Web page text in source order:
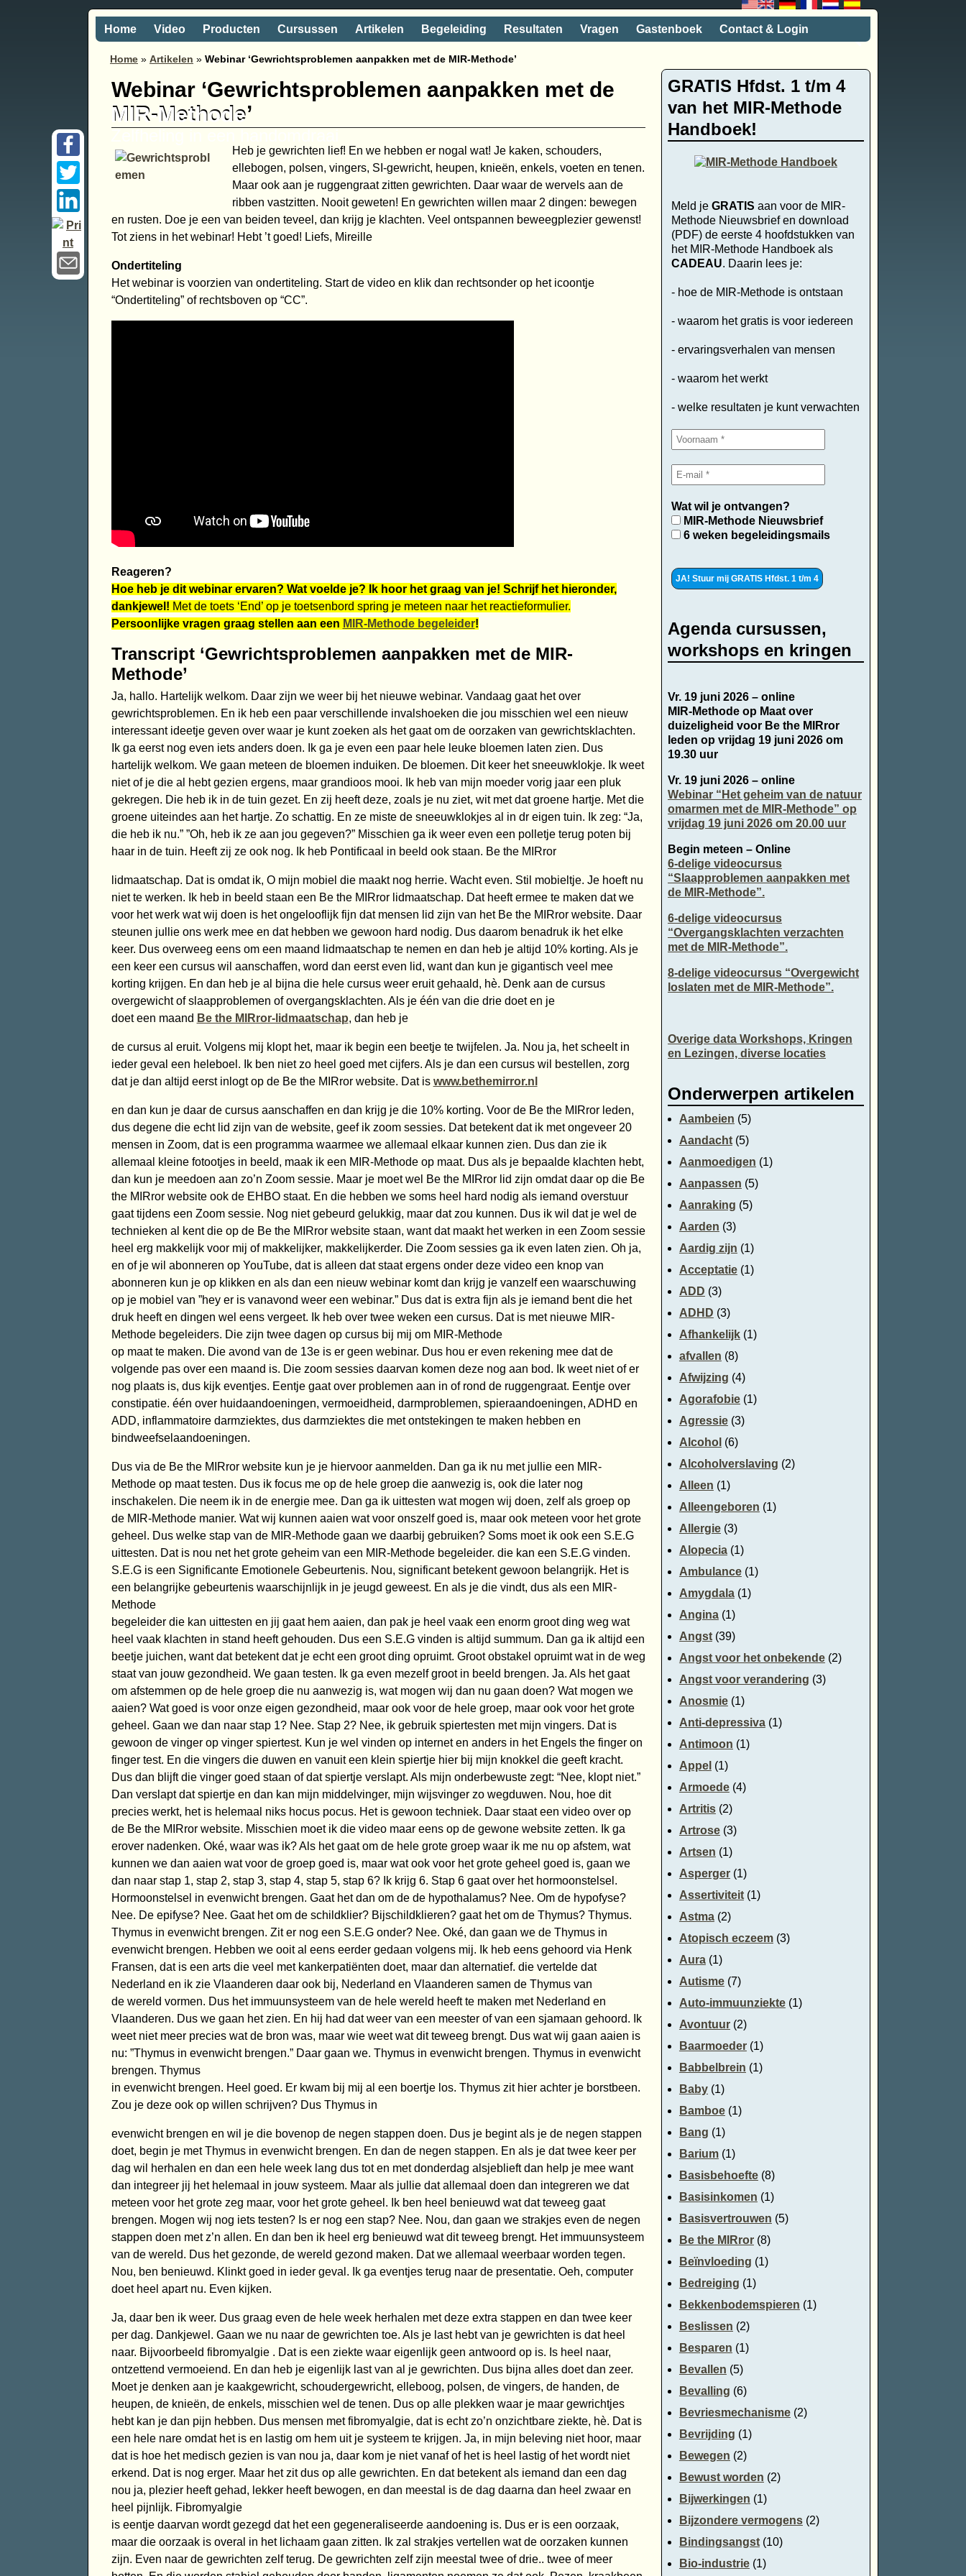
MIR-Methode
Home Video Producten Cursussen Artikelen Begeleiding Resultaten Vragen Gastenboek Contact & Login
Home » Artikelen » Webinar ‘Gewrichtsproblemen aanpakken met de MIR-Methode’
Webinar ‘Gewrichtsproblemen aanpakken met de
MIR-Methode’
Heb je gewrichten lief! En we hebben er nogal wat! Je kaken, schouders,
ellebogen, polsen, vingers, SI-gewricht, heupen, knieën, enkels, voeten en tenen.
Maar ook aan je ruggengraat zitten gewrichten. Daar waar de wervels aan de
ribben vastzitten. Nooit geweten! En gewrichten willen maar 2 dingen: bewegen
en rusten. Doe je een van beiden teveel, dan krijg je klachten. Veel ontspannen beweegplezier gewenst!
Tot ziens in het webinar! Hebt ’t goed! Liefs, Mireille
Ondertiteling
Het webinar is voorzien van ondertiteling. Start de video en klik dan rechtsonder op het icoontje
“Ondertiteling” of rechtsboven op “CC”.
Reageren?
Hoe heb je dit webinar ervaren? Wat voelde je? Ik hoor het graag van je! Schrijf het hieronder,
dankjewel! Met de toets ‘End’ op je toetsenbord spring je meteen naar het reactieformulier.
Persoonlijke vragen graag stellen aan een MIR-Methode begeleider!
Transcript ‘Gewrichtsproblemen aanpakken met de MIR-
Methode’
Ja, hallo. Hartelijk welkom. Daar zijn we weer bij het nieuwe webinar. Vandaag gaat het over
gewrichtsproblemen. En ik heb een paar verschillende invalshoeken die jou misschien wel een nieuw
interessant ideetje geven over waar je kunt zoeken als het gaat om de oorzaken van gewrichtsklachten.
Ik ga eerst nog even iets anders doen. Ik ga je even een paar hele leuke bloemen laten zien. Dus
hartelijk welkom. We gaan meteen de bloemen induiken. De bloemen. Dit keer het sneeuwklokje. Ik weet
niet of je die al hebt gezien ergens, maar grandioos mooi. Ik heb van mijn moeder vorig jaar een pluk
gekregen. Die heb ik in de tuin gezet. En zij heeft deze, zoals je nu ziet, wit met dat groene hartje. Met die
groene uiteindes aan het hartje. Zo schattig. En ze miste de sneeuwklokjes al in dr eigen tuin. Ik zeg: “Ja,
die heb ik nu.” ”Oh, heb ik ze aan jou gegeven?” Misschien ga ik weer even een polletje terug poten bij
haar in de tuin. Heeft zij ze ook nog. Ik heb Pontificaal in beeld ook staan. Be the MIRror
lidmaatschap. Dat is omdat ik, O mijn mobiel die maakt nog herrie. Wacht even. Stil mobieltje. Je hoeft nu
niet te werken. Ik heb in beeld staan een Be the MIRror lidmaatschap. Dat heeft ermee te maken dat we
voor het werk wat wij doen is het ongelooflijk fijn dat mensen lid zijn van het Be the MIRror website. Daar
steunen jullie ons werk mee en dat hebben we gewoon hard nodig. Dus daarom benadruk ik het elke
keer. Dus overweeg eens om een maand lidmaatschap te nemen en dan heb je altijd 10% korting. Als je
een keer een cursus wil aanschaffen, word dan eerst even lid, want dan kun je gigantisch veel mee
korting krijgen. En dan heb je al bijna die hele cursus weer eruit gehaald, hè. Denk aan de cursus
overgewicht of slaapproblemen of overgangsklachten. Als je één van die drie doet en je
doet een maand Be the MIRror-lidmaatschap, dan heb je
de cursus al eruit. Volgens mij klopt het, maar ik begin een beetje te twijfelen. Ja. Nou ja, het scheelt in
ieder geval een heleboel. Ik ben niet zo heel goed met cijfers. Als je dan een cursus wil bestellen, zorg
dat je dan altijd eerst inlogt op de Be the MIRror website. Dat is www.bethemirror.nl
en dan kun je daar de cursus aanschaffen en dan krijg je die 10% korting. Voor de Be the MIRror leden,
dus degene die echt lid zijn van de website, geef ik zoom sessies. Dat betekent dat ik met ongeveer 20
mensen in Zoom, dat is een programma waarmee we allemaal elkaar kunnen zien. Dus dan zie ik
allemaal kleine fotootjes in beeld, maak ik een MIR-Methode op maat. Dus als je bepaalde klachten hebt,
dan kun je meedoen aan zo’n Zoom sessie. Maar je moet wel Be the MIRror lid zijn omdat daar op die Be
the MIRror website ook de EHBO staat. En die hebben we soms heel hard nodig als iemand overstuur
gaat tijdens een Zoom sessie. Nog niet gebeurd gelukkig, maar dat zou kunnen. Dus ik wil dat je wel de
technieken al kent die op de Be the MIRror website staan, want dat maakt het werken in een Zoom sessie
heel erg makkelijk voor mij of makkelijker, makkelijkerder. Die Zoom sessies ga ik even laten zien. Oh ja,
en of je wil abonneren op YouTube, dat is alleen dat staat ergens onder deze video een knop van
abonneren kun je op klikken en als dan een nieuw webinar komt dan krijg je vanzelf een waarschuwing
op je mobiel van ”hey er is vanavond weer een webinar.” Dus dat is extra fijn als je iemand bent die het
druk heeft en dingen wel eens vergeet. Ik heb over twee weken een cursus. Dat is met nieuwe MIR-
Methode begeleiders. Die zijn twee dagen op cursus bij mij om MIR-Methode
op maat te maken. Die avond van de 13e is er geen webinar. Dus hou er even rekening mee dat de
volgende pas over een maand is. Die zoom sessies daarvan komen deze nog aan bod. Ik weet niet of er
nog plaats is, dus kijk eventjes. Eentje gaat over problemen aan in of rond de ruggengraat. Eentje over
constipatie. één over huidaandoeningen, vermoeidheid, darmproblemen, spieraandoeningen, ADHD en
ADD, inflammatoire darmziektes, dus darmziektes die met ontstekingen te maken hebben en
bindweefselaandoeningen.
Dus via de Be the MIRror website kun je je hiervoor aanmelden. Dan ga ik nu met jullie een MIR-
Methode op maat testen. Dus ik focus me op de hele groep die aanwezig is, ook die later nog
inschakelen. Die neem ik in de energie mee. Dan ga ik uittesten wat mogen wij doen, zelf als groep op
de MIR-Methode manier. Wat wij kunnen aaien wat voor onszelf goed is, maar ook meteen voor het grote
geheel. Dus welke stap van de MIR-Methode gaan we daarbij gebruiken? Soms moet ik ook een S.E.G
uittesten. Dat is nou net het grote geheim van een MIR-Methode begeleider. die kan een S.E.G vinden.
S.E.G is een Significante Emotionele Gebeurtenis. Nou, significant betekent gewoon belangrijk. Het is
een belangrijke gebeurtenis waarschijnlijk in je jeugd geweest. En als je die vindt, dus als een MIR-
Methode
begeleider die kan uittesten en jij gaat hem aaien, dan pak je heel vaak een enorm groot ding weg wat
heel vaak klachten in stand heeft gehouden. Dus een S.E.G vinden is altijd summum. Dan ga ik altijd een
beetje juichen, want dat betekent dat je echt een groot ding opruimt. Groot obstakel opruimt wat in de weg
staat van jouw gezondheid. We gaan testen. Ik ga even mezelf groot in beeld brengen. Ja. Als het gaat
om afstemmen op de hele groep die nu aanwezig is, wat mogen wij dan nu gaan doen? Wat mogen we
aaien? Wat goed is voor onze eigen gezondheid, maar ook voor de hele groep, maar ook voor het grote
geheel. Gaan we dan naar stap 1? Nee. Stap 2? Nee, ik gebruik spiertesten met mijn vingers. Dat is
gewoon de vinger op vinger spiertest. Kun je wel vinden op internet en anders in het Engels the finger on
finger test. En die vingers die duwen en vanuit een klein spiertje hier bij mijn knokkel die geeft kracht.
Dus dan blijft die vinger goed staan of dat spiertje verslapt. Als mijn onderbewuste zegt: “Nee, klopt niet.”
Dan verslapt dat spiertje en dan kan mijn middelvinger, mijn wijsvinger zo wegduwen. Nou, hoe dit
precies werkt, het is helemaal niks hocus pocus. Het is gewoon techniek. Daar staat een video over op
de Be the MIRror website. Misschien moet ik die video maar eens op de gewone website zetten. Ik ga
erover nadenken. Oké, waar was ik? Als het gaat om de hele grote groep waar ik me nu op afstem, wat
kunnen we dan aaien wat voor de groep goed is, maar wat ook voor het grote geheel goed is, gaan we
dan naar stap 1, stap 2, stap 3, stap 4, stap 5, stap 6? Ik krijg 6. Stap 6 gaat over het hormoonstelsel.
Hormoonstelsel in evenwicht brengen. Gaat het dan om de de hypothalamus? Nee. Om de hypofyse?
Nee. De epifyse? Nee. Gaat het om de schildklier? Bijschildklieren? gaat het om de Thymus? Thymus.
Thymus in evenwicht brengen. Zit er nog een S.E.G onder? Nee. Oké, dan gaan we de Thymus in
evenwicht brengen. Hebben we ooit al eens eerder gedaan volgens mij. Ik heb eens gehoord via Henk
Fransen, dat is een arts die veel met kankerpatiënten doet, maar dan alternatief. die vertelde dat
Nederland en ik zie Vlaanderen daar ook bij, Nederland en Vlaanderen samen de Thymus van
de wereld vormen. Dus het immuunsysteem van de hele wereld heeft te maken met Nederland en
Vlaanderen. Dus we gaan het zien. En hij had dat weer van een meester of van een sjamaan gehoord. Ik
weet niet meer precies wat de bron was, maar wie weet wat dit teweeg brengt. Dus wat wij gaan aaien is
nu: ”Thymus in evenwicht brengen.” Daar gaan we. Thymus in evenwicht brengen. Thymus in evenwicht
brengen. Thymus
in evenwicht brengen. Heel goed. Er kwam bij mij al een boertje los. Thymus zit hier achter je borstbeen.
Zou je deze ook op willen schrijven? Dus Thymus in
evenwicht brengen en wil je die bovenop de negen stappen doen. Dus je begint als je de negen stappen
doet, begin je met Thymus in evenwicht brengen. En dan de negen stappen. En als je dat twee keer per
dag wil herhalen en dan een hele week lang dus tot en met donderdag alsjeblieft dan help je mee want
dan integreer jij het helemaal in jouw systeem. Maar als jullie dat allemaal doen dan integreren we dat
meteen voor het grote zeg maar, voor het grote geheel. Ik ben heel benieuwd wat dat teweeg gaat
brengen. Mogen wij nog iets testen? Is er nog een stap? Nee. Nou, dan gaan we strakjes even de negen
stappen doen met z’n allen. En dan ben ik heel erg benieuwd wat dit teweeg brengt. Het immuunsysteem
van de wereld. Dus het gezonde, de wereld gezond maken. Dat we allemaal weerbaar worden tegen.
Nou, ben benieuwd. Klinkt goed in ieder geval. Ik ga eventjes terug naar de presentatie. Oeh, computer
doet heel apart nu. Even kijken.
Ja, daar ben ik weer. Dus graag even de hele week herhalen met deze extra stappen en dan twee keer
per dag. Dankjewel. Gaan we nu naar de gewrichten toe. Als je last hebt van je gewrichten is dat heel
naar. Bijvoorbeeld fibromyalgie . Dat is een ziekte waar eigenlijk geen antwoord op is. Is heel naar,
ontzettend vermoeiend. En dan heb je eigenlijk last van al je gewrichten. Dus bijna alles doet dan zeer.
Moet je denken aan je kaakgewricht, schoudergewricht, elleboog, polsen, de vingers, de handen, de
heupen, de knieën, de enkels, misschien wel de tenen. Dus op alle plekken waar je maar gewrichtjes
hebt kan je dan pijn hebben. Dus mensen met fibromyalgie, dat is echt zo’n onzichtbare ziekte, hè. Dat is
een hele nare omdat het is en lastig om hem uit je systeem te krijgen. Ja, in mijn beleving niet hoor, maar
dat is hoe het medisch gezien is van nou ja, daar kom je niet vanaf of het is heel lastig of het wordt niet
erkend. Dat is nog erger. Maar het zit dus op alle gewrichten. En dat betekent als iemand dan een dag
nou ja, plezier heeft gehad, lekker heeft bewogen, en dan meestal is de dag daarna dan heel zwaar en
heel pijnlijk. Fibromyalgie
is eentje daarvan wordt gezegd dat het een gegeneraliseerde aandoening is. Dus er is een oorzaak,
maar die oorzaak is overal in het lichaam gaan zitten. Ik zal strakjes vertellen wat de oorzaken kunnen
zijn. Even naar de gewrichten zelf terug. De gewrichten zelf zijn meestal twee of drie.. twee of meer
GRATIS Hfdst. 1 t/m 4
van het MIR-Methode
Handboek!
Meld je GRATIS aan voor de MIR-
Methode Nieuwsbrief en download
(PDF) de eerste 4 hoofdstukken van
het MIR-Methode Handboek als
CADEAU. Daarin lees je:
- hoe de MIR-Methode is ontstaan
- waarom het gratis is voor iedereen
- ervaringsverhalen van mensen
- waarom het werkt
- welke resultaten je kunt verwachten
Wat wil je ontvangen?
MIR-Methode Nieuwsbrief
6 weken begeleidingsmails
Agenda cursussen,
workshops en kringen
Vr. 19 juni 2026 – online
MIR-Methode op Maat over
duizeligheid voor Be the MIRror
leden op vrijdag 19 juni 2026 om
19.30 uur
Vr. 19 juni 2026 – online
Webinar “Het geheim van de natuur
omarmen met de MIR-Methode” op
vrijdag 19 juni 2026 om 20.00 uur
Begin meteen – Online
6-delige videocursus
“Slaapproblemen aanpakken met
de MIR-Methode”.
6-delige videocursus
“Overgangsklachten verzachten
met de MIR-Methode”.
8-delige videocursus “Overgewicht
loslaten met de MIR-Methode”.
Overige data Workshops, Kringen
en Lezingen, diverse locaties
Onderwerpen artikelen
Aambeien (5)
Aandacht(5)
Aanmoedigen (1)
Aanpassen (5)
Aanraking (5)
Aarden (3)
Aardig zijn (1)
Acceptatie(1)
ADD (3)
ADHD (3)
Afhankelijk(1)
afvallen (8)
Afwijzing (4)
Agorafobie(1)
Agressie(3)
Alcohol (6)
Alcoholverslaving (2)
Alleen (1)
Alleengeboren (1)
Allergie(3)
Alopecia(1)
Ambulance(1)
Amygdala(1)
Angina(1)
Angst(39)
Angst voor het onbekende(2)
Angst voor verandering (3)
Anosmie(1)
Anti-depressiva(1)
Antimoon (1)
Appel (1)
Armoede(4)
Artritis(2)
Artrose(3)
Artsen (1)
Asperger(1)
Assertiviteit(1)
Astma(2)
Atopisch eczeem(3)
Aura(1)
Autisme(7)
Auto-immuunziekte(1)
Avontuur(2)
Baarmoeder(1)
Babbelbrein (1)
Baby(1)
Bamboe(1)
Bang (1)
Barium(1)
Basisbehoefte(8)
Basisinkomen (1)
Basisvertrouwen (5)
Be the MIRror(8)
Beïnvloeding (1)
Bedreiging (1)
Bekkenbodemspieren (1)
Beslissen (2)
Besparen (1)
Bevallen (5)
Bevalling (6)
Bevriesmechanisme(2)
Bevrijding (1)
Bewegen (2)
Bewust worden (2)
Bijwerkingen (1)
Bijzondere vermogens(2)
Bindingsangst(10)
Bio-industrie(1)